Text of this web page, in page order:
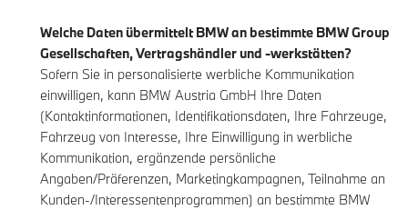
Welche Daten übermittelt BMW an bestimmte BMW Group
Gesellschaften, Vertragshändler und -werkstätten?
Sofern Sie in personalisierte werbliche Kommunikation
einwilligen, kann BMW Austria GmbH Ihre Daten
(Kontaktinformationen, Identifikationsdaten, Ihre Fahrzeuge,
Fahrzeug von Interesse, Ihre Einwilligung in werbliche
Kommunikation, ergänzende persönliche
Angaben/Präferenzen, Marketingkampagnen, Teilnahme an
Kunden-/Interessentenprogrammen) an bestimmte BMW